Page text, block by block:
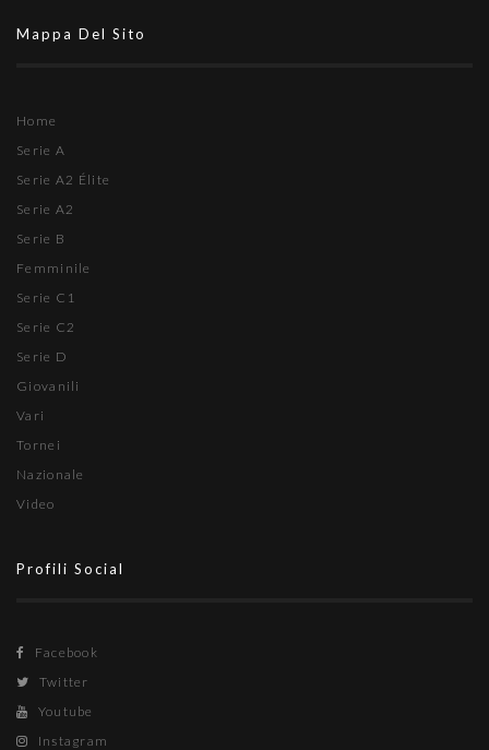
Mappa Del Sito
Home
Serie A
Serie A2 Élite
Serie A2
Serie B
Femminile
Serie C1
Serie C2
Serie D
Giovanili
Vari
Tornei
Nazionale
Video
Profili Social
Facebook
Twitter
Youtube
Instagram